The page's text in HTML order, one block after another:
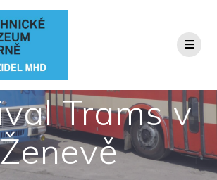
Přeskočit
Trams v
Ženevě